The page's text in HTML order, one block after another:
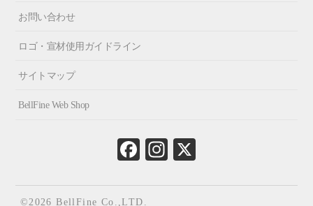
お問い合わせ
ロゴ・宣材使用ガイドライン
サイトマップ
BellFine Web Shop
Fa
ce
ok
In
st
©2026 BellFine Co.,LTD.